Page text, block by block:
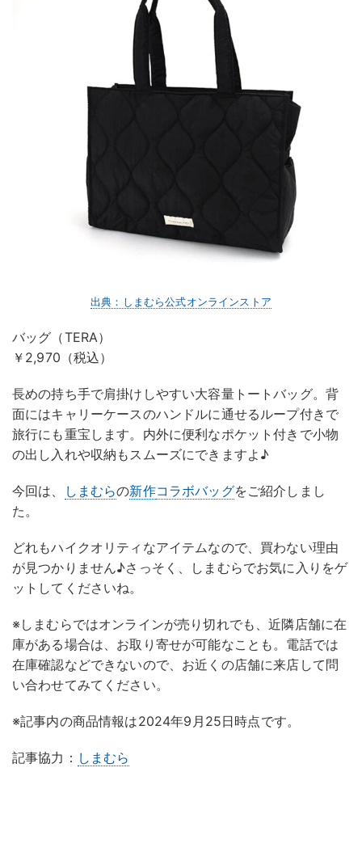
出典：しまむら公式オンラインストア
バッグ（TERA）
￥2,970（税込）
長めの持ち手で肩掛けしやすい大容量トートバッグ。背
面にはキャリーケースのハンドルに通せるループ付きで
旅行にも重宝します。内外に便利なポケット付きで小物
の出し入れや収納もスムーズにできますよ♪
今回は、 しまむらの新作コラボバッグをご紹介しまし
た。
どれもハイクオリティなアイテムなので、買わない理由
が見つかりません♪さっそく、しまむらでお気に入りをゲ
ットしてくださいね。
※しまむらではオンラインが売り切れでも、近隣店舗に在
庫がある場合は、お取り寄せが可能なことも。電話では
在庫確認などできないので、お近くの店舗に来店して問
い合わせてみてください。
※記事内の商品情報は2024年9月25日時点です。
記事協力： しまむら